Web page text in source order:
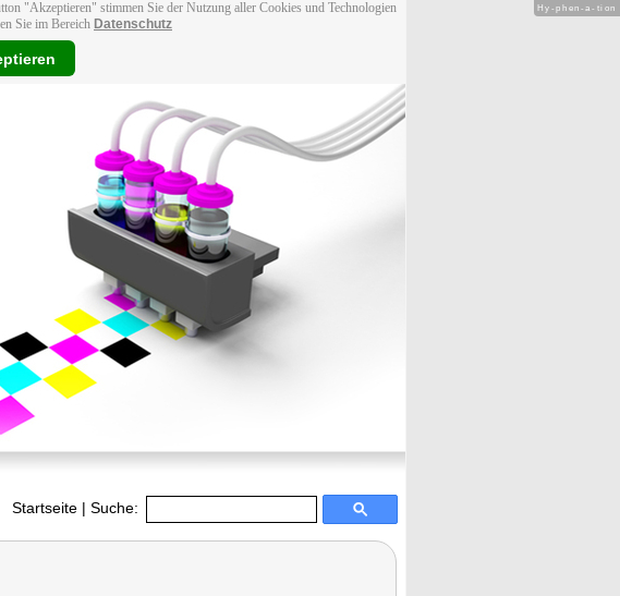
"Akzeptieren" stimmen Sie der Nutzung aller Cookies und Technologien
Sie im Bereich Datenschutz
Startseite | Suche:
Hy-phen-a-tion